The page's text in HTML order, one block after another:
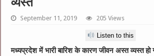
व्यस्त
September 11, 2019 205 Views
Listen to this
मध्यप्रदेश में भारी बारिश के कारण जीवन अस्त व्यस्त